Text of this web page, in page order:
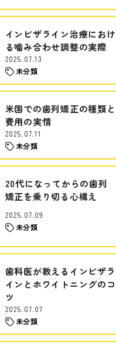
インビザライン治療におけ
る噛み合わせ調整の実際
2025.07.13
未分類
米国での歯列矯正の種類と
費用の実情
2025.07.11
未分類
20代になってからの歯列
矯正を乗り切る心構え
2025.07.09
未分類
歯科医が教えるインビザラ
インとホワイトニングのコ
ツ
2025.07.07
未分類